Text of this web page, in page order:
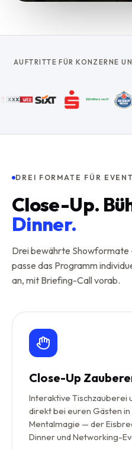
AUFTRITTE FÜR KONZERNE
DREI FORMATE FÜR
Close-Up.
Dinner.
Drei bewährte Showformate
passe das Programm
an, mit Briefing-Call vorab.
Close-Up
Interaktive Tischzauberei
direkt bei euren Gästen in
Mentalmagie — der
Dinner und Networking-